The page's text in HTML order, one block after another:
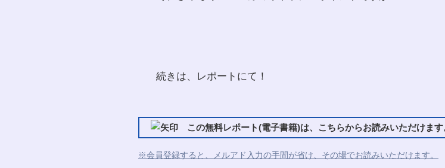
続きは、レポートにて！
この無料レポート(電子書籍)は、こちらからお読みいただけます
※会員登録すると、メルアド入力の手間が省け、その場でお読みいただけます。